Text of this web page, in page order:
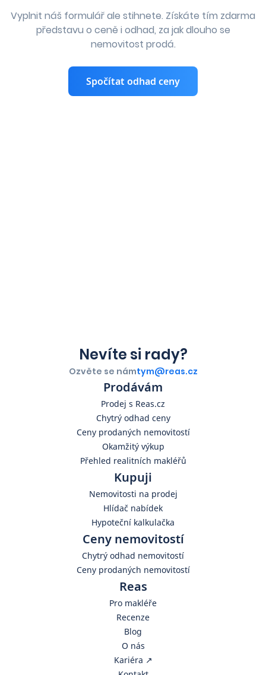
Vyplnit náš formulář ale stihnete. Získáte tím zdarma
představu o ceně i odhad, za jak dlouho se
nemovitost prodá.
Spočítat odhad ceny
Prodávám
Prodej s Reas.cz
Chytrý odhad ceny
Ceny prodaných nemovitostí
Okamžitý výkup
Přehled realitních makléřů
Kupuji
Nemovitosti na prodej
Hlídač nabídek
Hypoteční kalkulačka
Ceny nemovitostí
Chytrý odhad nemovitostí
Ceny prodaných nemovitostí
Reas
Pro makléře
Recenze
Blog
O nás
Kariéra ↗️
Nevíte si rady?
Ozvěte se námtym@reas.cz